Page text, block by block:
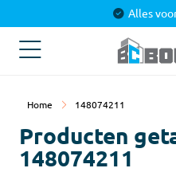
Alles
Home 148074211
Producten
148074211